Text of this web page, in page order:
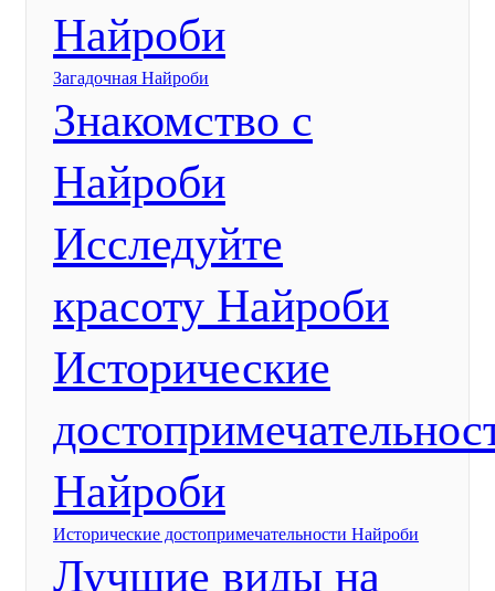
Найроби
Загадочная Найроби
Знакомство с
Найроби
Исследуйте
красоту Найроби
Исторические
Найроби
Исторические достопримечательности Найроби
Лучшие виды на